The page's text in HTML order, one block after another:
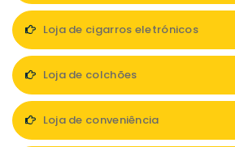
Loja de cigarros eletrónicos
Loja de colchões
Loja de conveniência